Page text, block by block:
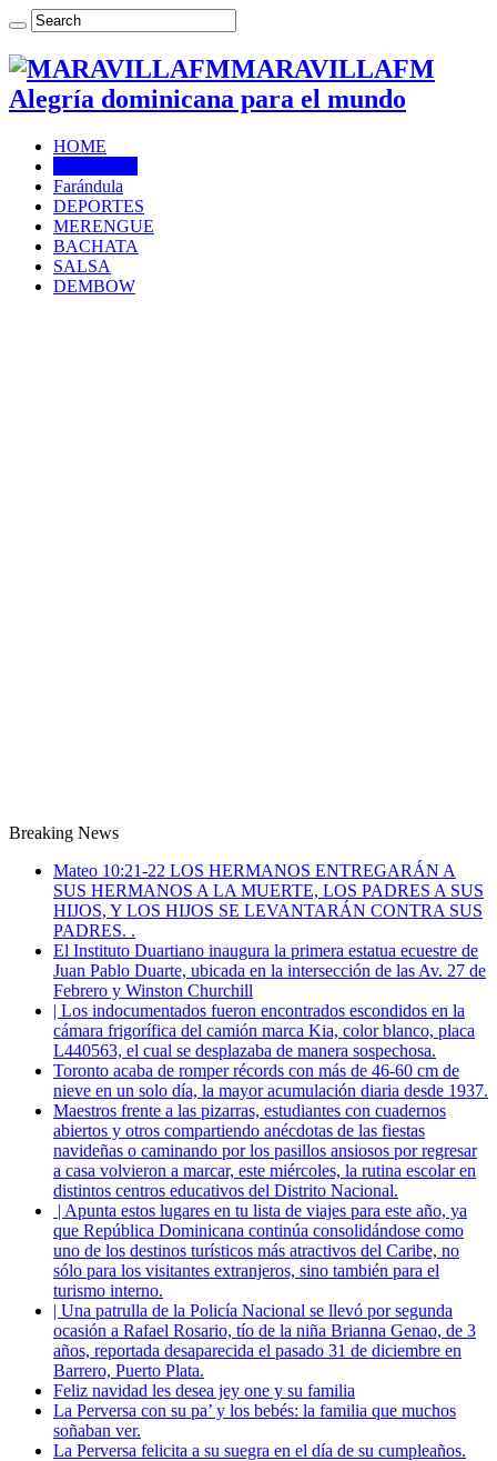
MARAVILLAFM
Alegría dominicana para el mundo
HOME
Farándula
DEPORTES
MERENGUE
BACHATA
SALSA
DEMBOW
Breaking News
Mateo 10:21-22 LOS HERMANOS ENTREGARÁN A
SUS HERMANOS A LA MUERTE, LOS PADRES A SUS
HIJOS, Y LOS HIJOS SE LEVANTARÁN CONTRA SUS
PADRES. .
El Instituto Duartiano inaugura la primera estatua ecuestre de
Juan Pablo Duarte, ubicada en la intersección de las Av. 27 de
Febrero y Winston Churchill
| Los indocumentados fueron encontrados escondidos en la
cámara frigorífica del camión marca Kia, color blanco, placa
L440563, el cual se desplazaba de manera sospechosa.
Toronto acaba de romper récords con más de 46-60 cm de
nieve en un solo día, la mayor acumulación diaria desde 1937.
Maestros frente a las pizarras, estudiantes con cuadernos
abiertos y otros compartiendo anécdotas de las fiestas
navideñas o caminando por los pasillos ansiosos por regresar
a casa volvieron a marcar, este miércoles, la rutina escolar en
distintos centros educativos del Distrito Nacional.
| Apunta estos lugares en tu lista de viajes para este año, ya
que República Dominicana continúa consolidándose como
uno de los destinos turísticos más atractivos del Caribe, no
sólo para los visitantes extranjeros, sino también para el
turismo interno.
| Una patrulla de la Policía Nacional se llevó por segunda
ocasión a Rafael Rosario, tío de la niña Brianna Genao, de 3
años, reportada desaparecida el pasado 31 de diciembre en
Barrero, Puerto Plata.
Feliz navidad les desea jey one y su familia
La Perversa con su pa’ y los bebés: la familia que muchos
soñaban ver.
La Perversa felicita a su suegra en el día de su cumpleaños.